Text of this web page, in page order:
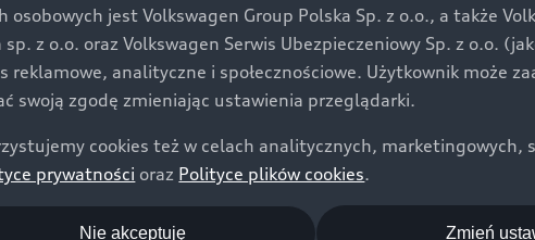
cyfrowe
Świat Audi
Aktualności i historie postępu
Audi Nuvolari
Audi Sport Festiwal
osobowych jest Volkswagen Group Polska Sp. z o.o., a także
sp. z o.o. oraz Volkswagen Serwis Ubezpieczeniowy Sp. z o.o.
reklamowe, analityczne i społecznościowe. Użytkownik może
swoją zgodę zmieniając ustawienia przeglądarki.
cookies też w celach analitycznych, marketingowych,
prywatności oraz Polityce plików cookies.
Nie akceptuję Zmień